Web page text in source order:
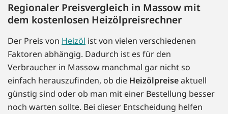
Regionaler Preisvergleich in Massow mit
dem kostenlosen Heizölpreisrechner
Der Preis von Heizöl ist von vielen verschiedenen
Faktoren abhängig. Dadurch ist es für den
Verbraucher in Massow manchmal gar nicht so
einfach herauszufinden, ob die Heizölpreiseaktuell
günstig sind oder ob man mit einer Bestellung besser
noch warten sollte. Bei dieser Entscheidung helfen